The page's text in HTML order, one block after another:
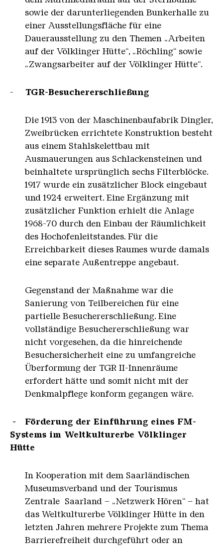
sowie der darunterliegenden Bunkerhalle zu
einer Ausstellungsfläche für eine
Dauerausstellung zu den Themen „Arbeiten
auf der Völklinger Hütte“, „Röchling“ sowie
„Zwangsarbeiter auf der Völklinger Hütte“.
- TGR-Besuchererschließung
Die 1913 von der Maschinenbaufabrik Dingler,
Zweibrücken errichtete Konstruktion besteht
aus einem Stahlskelettbau mit
Ausmauerungen aus Schlackensteinen und
beinhaltete ursprünglich sechs Filterblöcke.
1917 wurde ein zusätzlicher Block eingebaut
und 1924 erweitert. Eine Ergänzung mit
zusätzlicher Funktion erhielt die Anlage
1968-70 durch den Einbau der Räumlichkeit
des Hochofenleitstandes. Für die
Erreichbarkeit dieses Raumes wurde damals
eine separate Außentreppe angebaut.
Gegenstand der Maßnahme war die
Sanierung von Teilbereichen für eine
partielle Besuchererschließung. Eine
vollständige Besuchererschließung war
nicht vorgesehen, da die hinreichende
Besuchersicherheit eine zu umfangreiche
Überformung der TGR II-Innenräume
erfordert hätte und somit nicht mit der
Denkmalpflege konform gegangen wäre.
- Förderung der Einführung eines FM-
Systems im Weltkulturerbe Völklinger
Hütte
In Kooperation mit dem Saarländischen
Museumsverband und der Tourismus
Zentrale Saarland – „Netzwerk Hören“ – hat
das Weltkulturerbe Völklinger Hütte in den
letzten Jahren mehrere Projekte zum Thema
Barrierefreiheit durchgeführt oder an